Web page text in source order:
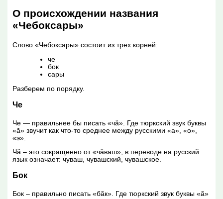
О происхождении названия
«Чебоксары»
Слово «Чебоксары» состоит из трех корней:
че
бок
сары
Разберем по порядку.
Че
Че — правильнее бы писать «чӑ». Где тюркский звук буквы
«ӑ» звучит как что-то среднее между русскими «а», «о»,
«э».
Чӑ – это сокращенно от «чӑваш», в переводе на русский
язык означает: чуваш, чувашский, чувашское.
Бок
Бок – правильно писать «бӑк». Где тюркский звук буквы «ӑ»